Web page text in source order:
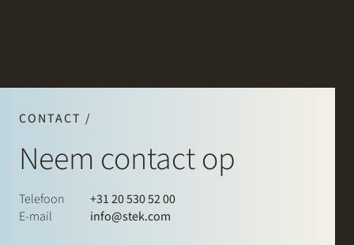
CONTACT /
Neem contact op
Telefoon
+31 20 530 52 00
E-mail
info@stek.com